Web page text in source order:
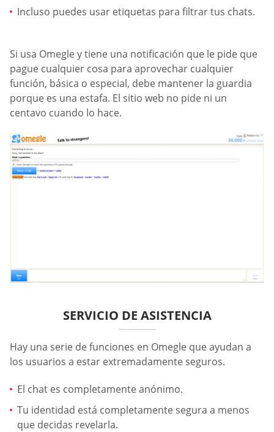
Incluso puedes usar etiquetas para filtrar tus chats.
Si usa Omegle y tiene una notificación que le pide que
pague cualquier cosa para aprovechar cualquier
función, básica o especial, debe mantener la guardia
porque es una estafa. El sitio web no pide ni un
centavo cuando lo hace.
SERVICIO DE ASISTENCIA
Hay una serie de funciones en Omegle que ayudan a
los usuarios a estar extremadamente seguros.
El chat es completamente anónimo.
Tu identidad está completamente segura a menos
que decidas revelarla.